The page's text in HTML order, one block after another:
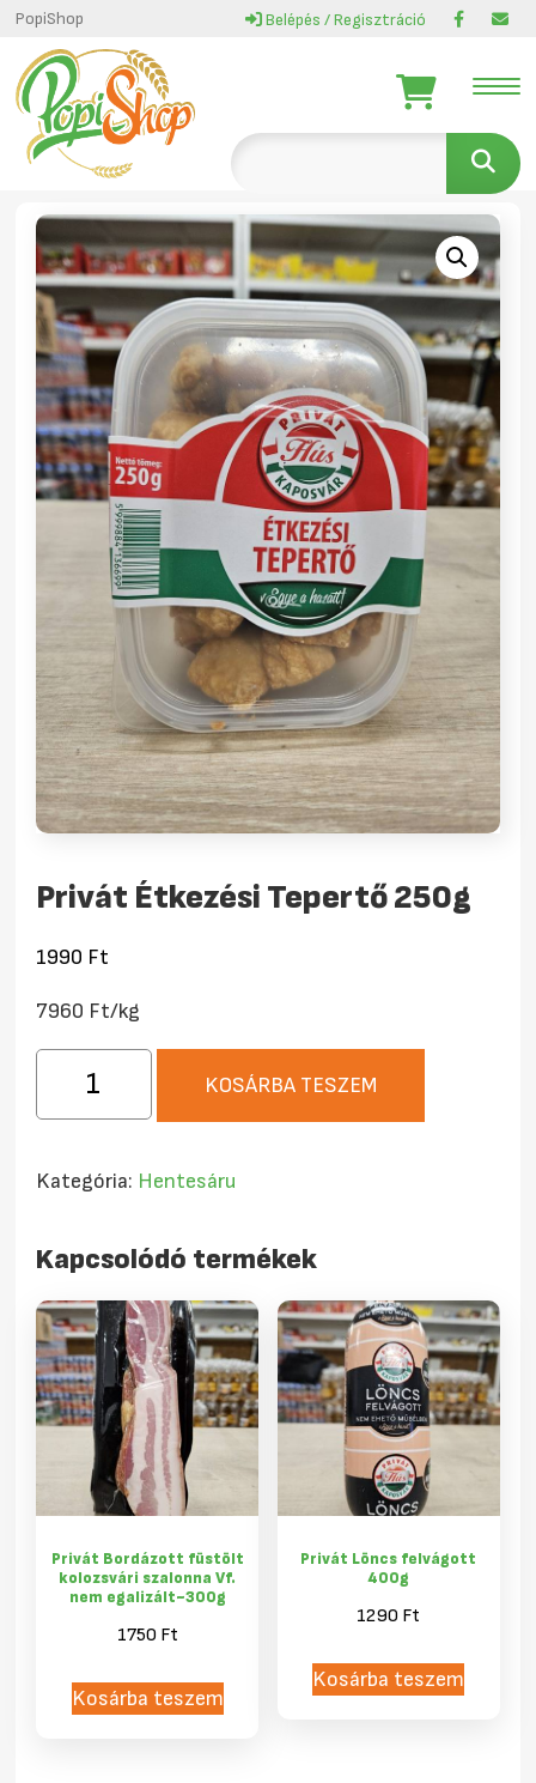
PopiShop Belépés / Regisztráció
Privát Étkezési Tepertő 250g
1990 Ft
7960 Ft/kg
Étkezési
Tepertő
mennyiség
KOSÁRBA TESZEM
Kategória: Hentesáru
Kapcsolódó termékek
Privát Bordázott füstölt
kolozsvári szalonna Vf.
nem egalizált~300g
1750 Ft
Kosárba teszem
Privát Löncs felvágott
400g
1290 Ft
Kosárba teszem